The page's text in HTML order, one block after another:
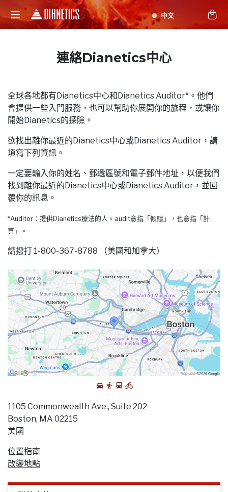
連絡Dianetics中心
全球各地都有Dianetics中心和Dianetics Auditor*。他們
會提供一些入門服務，也可以幫助你展開你的旅程，或讓你
開始Dianetics的探險。
欲找出離你最近的Dianetics中心或Dianetics Auditor，請
填寫下列資訊。
一定要輸入你的姓名、郵遞區號和電子郵件地址，以便我們
找到離你最近的Dianetics中心或Dianetics Auditor，並回
覆你的訊息。
*Auditor：提供Dianetics療法的人。audit意指「傾聽」，也意指「計
算」。
請撥打 1-800-367-8788 （美國和加拿大）
1105 Commonwealth Ave., Suite 202
Boston, MA 02215
美國
位置指南
改變地點